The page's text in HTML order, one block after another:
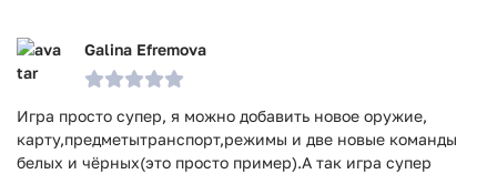
Galina Efremova
Игра просто супер, я можно добавить новое оружие,
карту,предметытранспорт,режимы и две новые команды
белых и чёрных(это просто пример).А так игра супер